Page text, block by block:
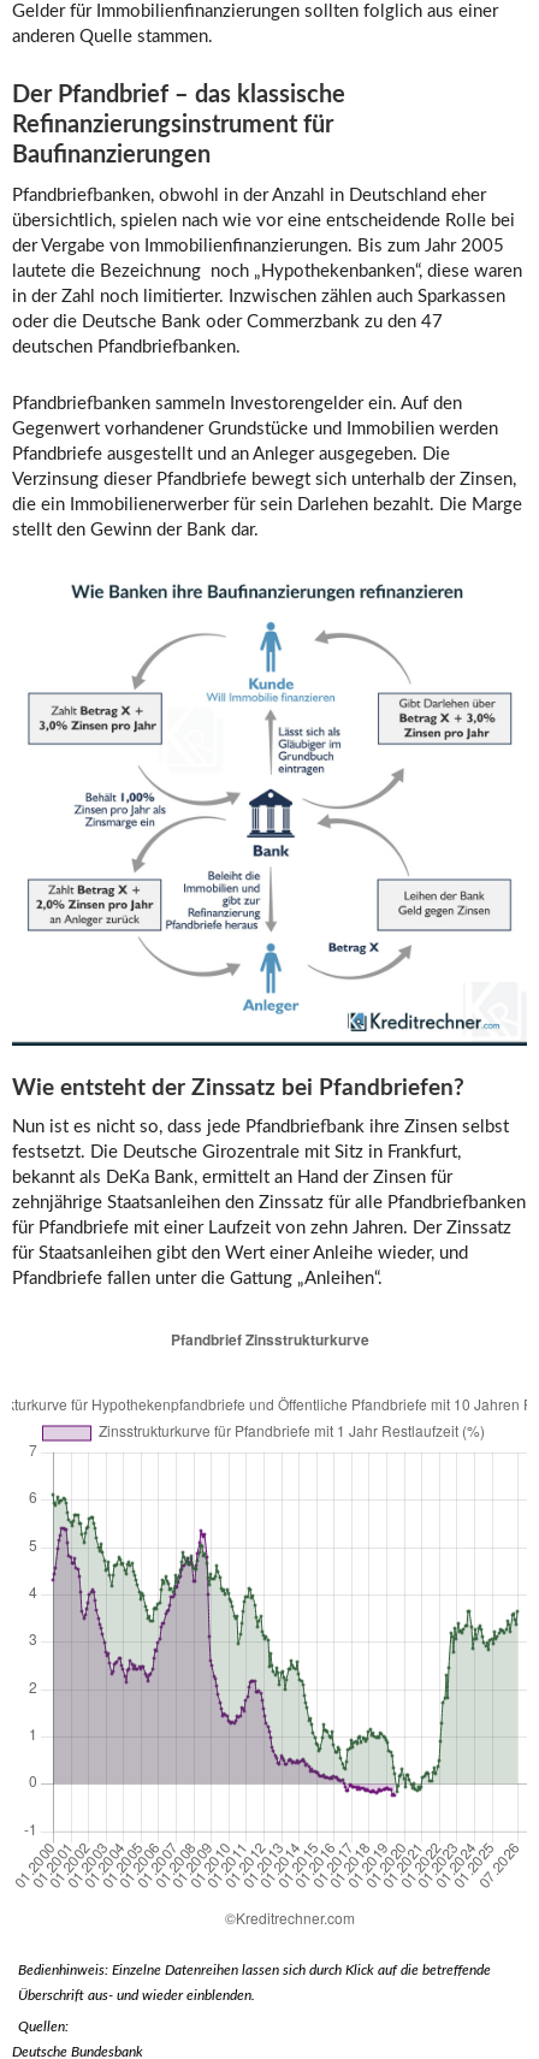
Gelder für Immobilienfinanzierungen sollten folglich aus einer
anderen Quelle stammen.
Der Pfandbrief – das klassische
Refinanzierungsinstrument für
Baufinanzierungen
Pfandbriefbanken, obwohl in der Anzahl in Deutschland eher
übersichtlich, spielen nach wie vor eine entscheidende Rolle bei
der Vergabe von Immobilienfinanzierungen. Bis zum Jahr 2005
lautete die Bezeichnung noch „Hypothekenbanken“, diese waren
in der Zahl noch limitierter. Inzwischen zählen auch Sparkassen
oder die Deutsche Bank oder Commerzbank zu den 47
deutschen Pfandbriefbanken.
Pfandbriefbanken sammeln Investorengelder ein. Auf den
Gegenwert vorhandener Grundstücke und Immobilien werden
Pfandbriefe ausgestellt und an Anleger ausgegeben. Die
Verzinsung dieser Pfandbriefe bewegt sich unterhalb der Zinsen,
die ein Immobilienerwerber für sein Darlehen bezahlt. Die Marge
stellt den Gewinn der Bank dar.
Wie entsteht der Zinssatz bei Pfandbriefen?
Nun ist es nicht so, dass jede Pfandbriefbank ihre Zinsen selbst
festsetzt. Die Deutsche Girozentrale mit Sitz in Frankfurt,
bekannt als DeKa Bank, ermittelt an Hand der Zinsen für
zehnjährige Staatsanleihen den Zinssatz für alle Pfandbriefbanken
für Pfandbriefe mit einer Laufzeit von zehn Jahren. Der Zinssatz
für Staatsanleihen gibt den Wert einer Anleihe wieder, und
Pfandbriefe fallen unter die Gattung „Anleihen“.
Bedienhinweis: Einzelne Datenreihen lassen sich durch Klick auf die betreffende
Überschrift aus- und wieder einblenden.
Quellen:
Deutsche Bundesbank